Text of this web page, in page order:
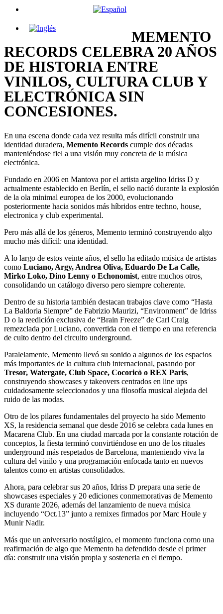
MEMENTO
RECORDS CELEBRA 20 AÑOS
DE HISTORIA ENTRE
VINILOS, CULTURA CLUB Y
ELECTRÓNICA SIN
CONCESIONES.
En una escena donde cada vez resulta más difícil construir una
identidad duradera, Memento Records cumple dos décadas
manteniéndose fiel a una visión muy concreta de la música
electrónica.
Fundado en 2006 en Mantova por el artista argelino Idriss D y
actualmente establecido en Berlín, el sello nació durante la explosión
de la ola minimal europea de los 2000, evolucionando
posteriormente hacia sonidos más híbridos entre techno, house,
electronica y club experimental.
Pero más allá de los géneros, Memento terminó construyendo algo
mucho más difícil: una identidad.
A lo largo de estos veinte años, el sello ha editado música de artistas
como Luciano, Argy, Andrea Oliva, Eduardo De La Calle,
Mirko Loko, Dino Lenny o Echonomist, entre muchos otros,
consolidando un catálogo diverso pero siempre coherente.
Dentro de su historia también destacan trabajos clave como “Hasta
La Baldoria Siempre” de Fabrizio Maurizi, “Environment” de Idriss
D o la reedición exclusiva de “Brain Freeze” de Carl Craig
remezclada por Luciano, convertida con el tiempo en una referencia
de culto dentro del circuito underground.
Paralelamente, Memento llevó su sonido a algunos de los espacios
más importantes de la cultura club internacional, pasando por
Tresor, Watergate, Club Space, Cocoricò o REX Paris,
construyendo showcases y takeovers centrados en line ups
cuidadosamente seleccionados y una filosofía musical alejada del
ruido de las modas.
Otro de los pilares fundamentales del proyecto ha sido Memento
XS, la residencia semanal que desde 2016 se celebra cada lunes en
Macarena Club. En una ciudad marcada por la constante rotación de
conceptos, la fiesta terminó convirtiéndose en uno de los rituales
underground más respetados de Barcelona, manteniendo viva la
cultura del vinilo y una programación enfocada tanto en nuevos
talentos como en artistas consolidados.
Ahora, para celebrar sus 20 años, Idriss D prepara una serie de
showcases especiales y 20 ediciones conmemorativas de Memento
XS durante 2026, además del lanzamiento de nueva música
incluyendo “Oct.13” junto a remixes firmados por Marc Houle y
Munir Nadir.
Más que un aniversario nostálgico, el momento funciona como una
reafirmación de algo que Memento ha defendido desde el primer
día: construir una visión propia y sostenerla en el tiempo.